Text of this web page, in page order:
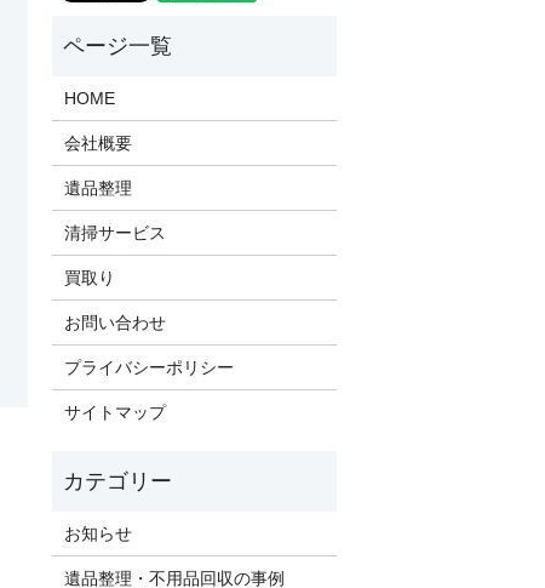
HOME
会社概要
遺品整理
清掃サービス
買取り
お問い合わせ
プライバシーポリシー
サイトマップ
お知らせ
遺品整理・不用品回収の事例